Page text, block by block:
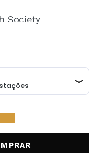
pode fazer as suas
das suas
anteriores.
Society